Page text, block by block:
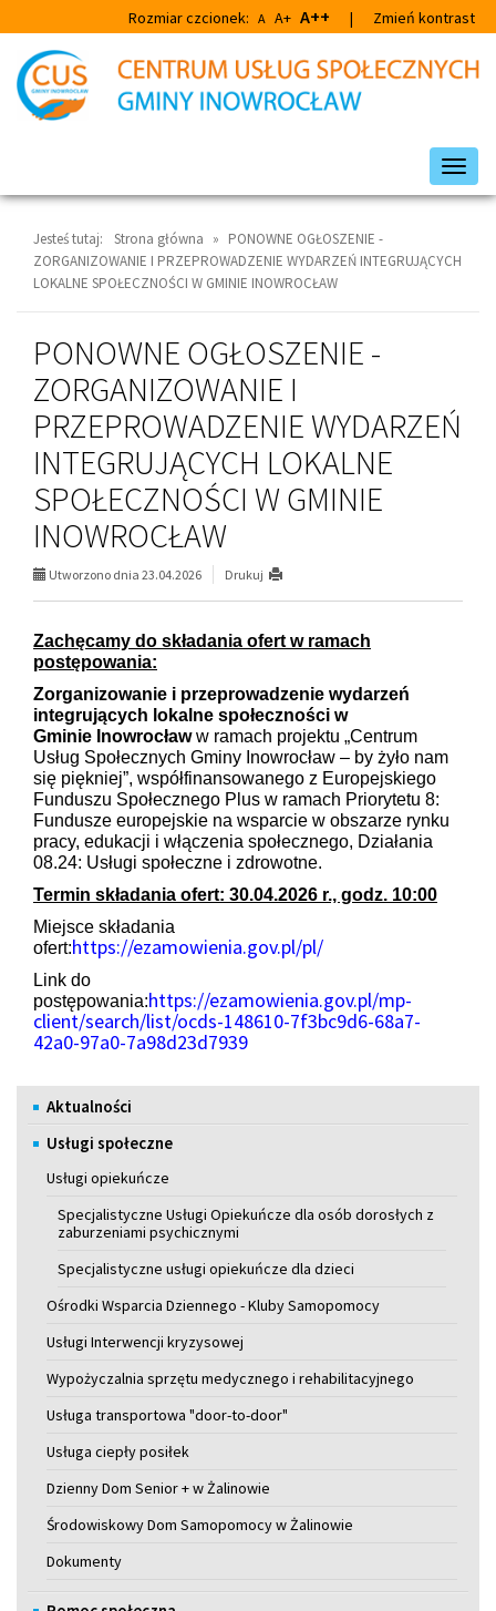
do
głównej
treści
do
wyszukiwarki
Rozmiar czcionek: A A+ A++ | Zmień kontrast
Jesteś tutaj: Strona główna » PONOWNE OGŁOSZENIE -
ZORGANIZOWANIE I PRZEPROWADZENIE WYDARZEŃ INTEGRUJĄCYCH
LOKALNE SPOŁECZNOŚCI W GMINIE INOWROCŁAW
PONOWNE OGŁOSZENIE -
ZORGANIZOWANIE I
PRZEPROWADZENIE WYDARZEŃ
INTEGRUJĄCYCH LOKALNE
SPOŁECZNOŚCI W GMINIE
INOWROCŁAW
Utworzono dnia 23.04.2026 Drukuj
Zachęcamy do składania ofert w ramach
postępowania:
Zorganizowanie i przeprowadzenie wydarzeń
integrujących lokalne społeczności w
Gminie Inowrocławw ramach projektu „Centrum
Usług Społecznych Gminy Inowrocław – by żyło nam
się piękniej”, współfinansowanego z Europejskiego
Funduszu Społecznego Plus w ramach Priorytetu 8:
Fundusze europejskie na wsparcie w obszarze rynku
pracy, edukacji i włączenia społecznego, Działania
08.24: Usługi społeczne i zdrowotne.
Termin składania ofert: 30.04.2026 r., godz. 10:00
Miejsce składania
ofert:https://ezamowienia.gov.pl/pl/
Link do
postępowania:https://ezamowienia.gov.pl/mp-
client/search/list/ocds-148610-7f3bc9d6-68a7-
42a0-97a0-7a98d23d7939
Menu
Aktualności
Usługi społeczne
Usługi opiekuńcze
Specjalistyczne Usługi Opiekuńcze dla osób dorosłych z
zaburzeniami psychicznymi
Specjalistyczne usługi opiekuńcze dla dzieci
Ośrodki Wsparcia Dziennego - Kluby Samopomocy
Usługi Interwencji kryzysowej
Wypożyczalnia sprzętu medycznego i rehabilitacyjnego
Usługa transportowa "door-to-door"
Usługa ciepły posiłek
Dzienny Dom Senior + w Żalinowie
Środowiskowy Dom Samopomocy w Żalinowie
Dokumenty